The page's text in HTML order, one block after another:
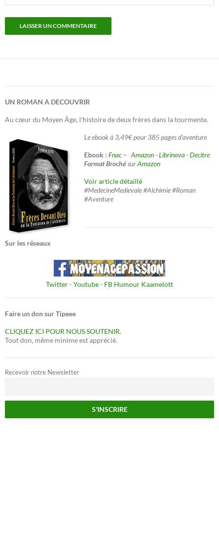
UN ROMAN A DECOUVRIR
Au cœur du Moyen Âge, l'histoire de deux frères dans la tourmente.
Le ebook à 3,49€ pour 385 pages d'aventure
Ebook : Fnac – Amazon-Librinova-Decitre
Format BrochésurAmazon
Voir article détaillé
#MedecineMedievale #Alchimie #Roman
#Aventure
Sur les réseaux
Twitter- Youtube- FB Humour Kaamelott
Faire un don sur Tipeee
CLIQUEZ ICI POUR NOUS SOUTENIR.
Tout don, même minime est apprécié.
Recevoir notre Newsletter